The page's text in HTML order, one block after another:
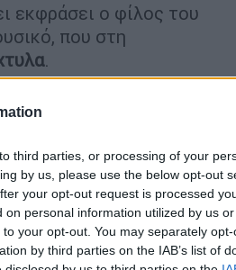
third parties, or processing of your
by us, please use the below opt-out
your opt-out request is processed
personal information utilized by us
your opt-out. You may separately
by third parties on the IAB’s list of
εκφράσει ο φίλος του
που στη
.
που του